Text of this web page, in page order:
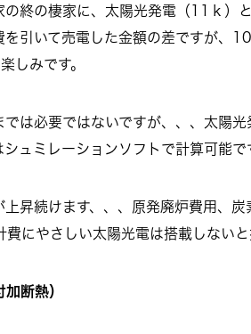
の終の棲家に、太陽光発電（11ｋ）
を引いて売電した金額の差ですが、
しみです。
では必要ではないですが、、、太陽
ュミレーションソフトで計算可能で
上昇続けます、、、原発廃炉費用、
にやさしい太陽光電は搭載しないと
断熱）